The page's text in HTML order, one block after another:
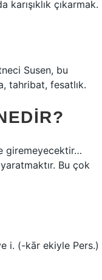
çıkarmak.
Susen, bu
tahribat, fesatlık.
giremeyecektir…
Bu çok